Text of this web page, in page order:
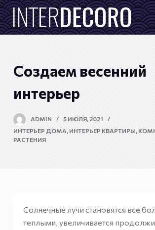
П
е
р
Создаем весенний
интерьер
ADMIN
5 ИЮЛЯ, 2021
ИНТЕРЬЕР ДОМА, ИНТЕРЬЕР КВАРТИРЫ,
РАСТЕНИЯ
Солнечные лучи становятся все
теплыми, увеличивается